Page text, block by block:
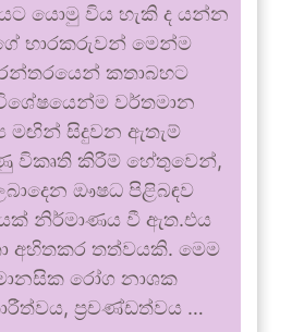
යොමු විය හැකි ද යන්න
භාරකරුවන් මෙන්ම
කතාබහට
වර්තමාන
මඟින් සිදුවන ඇතැම්
විකෘති කිරීම් හේතුවෙන්,
ඖෂධ පිළිබඳව
නිර්මාණය වී ඇත.එය
අහිතකර තත්වයකි. මෙම
රෝග නාශක
ප්‍රචණ්ඩත්වය …